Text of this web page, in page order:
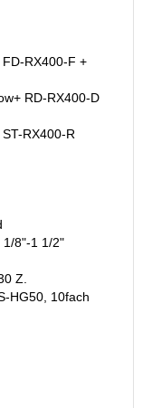
RX400-F +
RD-RX400-D
RX400-R
1/8"-1 1/2"
Z.
HG50, 10fach